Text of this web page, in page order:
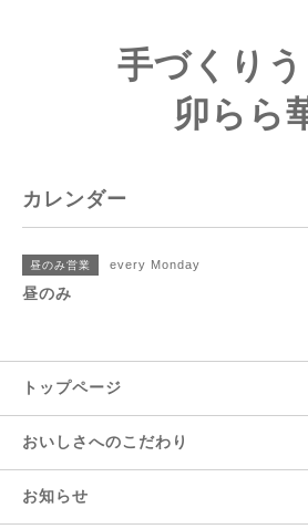
手づくり
卯らら
カレンダー
昼のみ営業 every Monday
昼のみ
トップページ
おいしさへのこだわり
お知らせ